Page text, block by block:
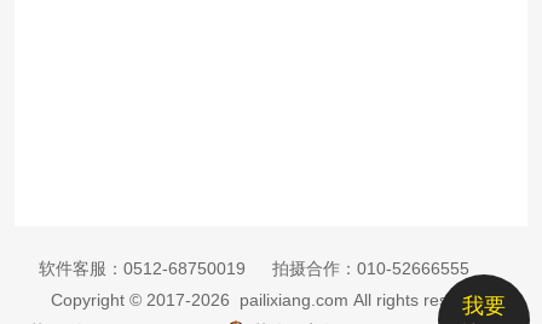
我要
软件客服： 0512-68750019 拍摄合作： 010-52666555
Copyright © 2017-2026 pailixiang.com All rights reserved